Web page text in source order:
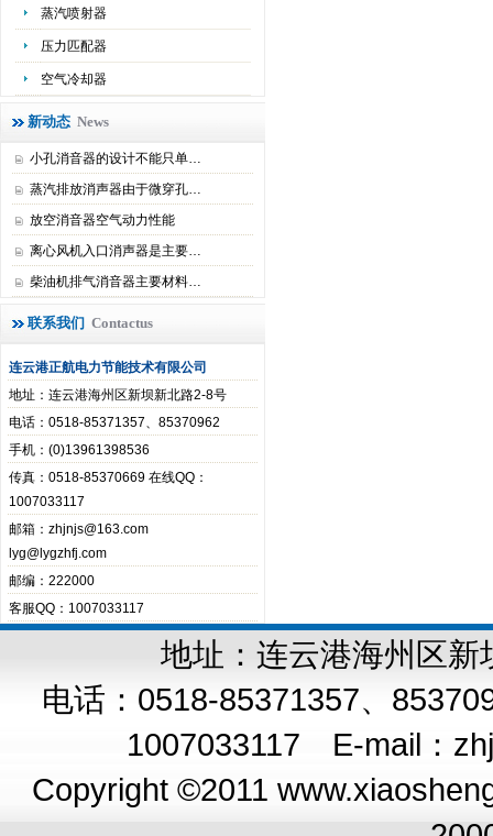
蒸汽喷射器
压力匹配器
空气冷却器
新动态 News
小孔消音器的设计不能只单…
蒸汽排放消声器由于微穿孔…
放空消音器空气动力性能
离心风机入口消声器是主要…
柴油机排气消音器主要材料…
联系我们 Contactus
连云港正航电力节能技术有限公司
地址：连云港海州区新坝新北路2-8号
电话：0518-85371357、85370962
手机：(0)13961398536
传真：0518-85370669 在线QQ：
1007033117
邮箱：zhjnjs@163.com
lyg@lygzhfj.com
邮编：222000
客服QQ：1007033117
地址：连云港海州区
电话：0518-85371357、
1007033117 E-mail：
Copyright ©2011